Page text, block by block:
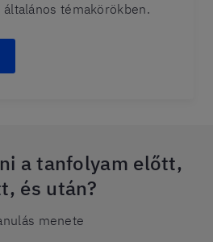
általános témakörökben.
a tanfolyam előtt,
és után?
menete